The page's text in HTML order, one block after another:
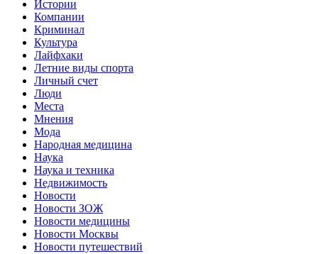
Истории
Компании
Криминал
Культура
Лайфхаки
Летние виды спорта
Личный счет
Люди
Места
Мнения
Мода
Народная медицина
Наука
Наука и техника
Недвижимость
Новости
Новости ЗОЖ
Новости медицины
Новости Москвы
Новости путешествий